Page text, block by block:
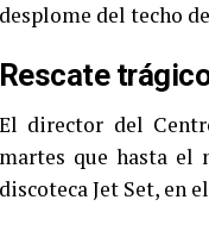
desplome del techo
Rescate
El director del
martes que hasta el
discoteca Jet Set, en